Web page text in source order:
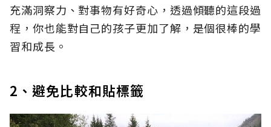
充滿洞察力、對事物有好奇心，透過傾聽的這段過
程，你也能對自己的孩子更加了解，是個很棒的學
習和成長。
2、避免比較和貼標籤